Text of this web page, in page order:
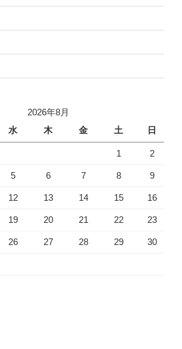
2026年8月
水 木 金 土 日
1 2
5 6 7 8 9
12 13 14 15 16
19 20 21 22 23
26 27 28 29 30